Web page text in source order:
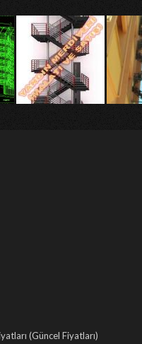
(Güncel Fiyatları)